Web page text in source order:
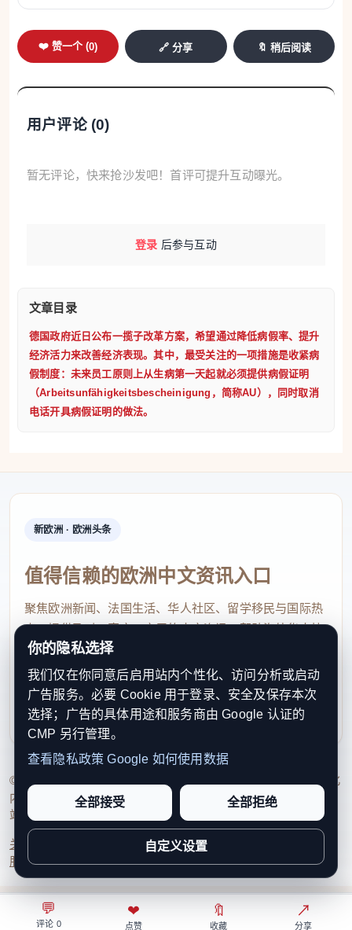
💬
评论 0
❤
点赞
🔖
收藏
↗
分享
也意味着更多对等待时间感到不满的患者。”她介绍，在
自己的诊所，患者并不会轻易获得病假证明，而是必须
先接受医生问诊。她指出，大多数申请病假的患者患的
频问诊方式处理此类患者。但她也强调，视频问诊同样
了改革计划，不少患者误以为新规已经生效。本周一，
称，目前不少患者即使没有申请病假证明，只要身体稍
有好转便会恢复工作；但如果要求患者第一天就来诊所
开具病假证明，医生通常不会只批准一天，而是会直接
开出连续数天病假。
此外，一旦大量患者未经预约集中
前来申请病假证明，基层诊所很快就会超出接诊能力。
（Christoph Middeldorf）同样对改革持保留态度。他表
其他患者的预约资源。尤其是在感冒高发季节，基层诊
所势必面临更严重的人手短缺和工作压力。“我们的门诊
改革初衷可以理解，但执行方案设计欠妥，最终承担成
本的是基层家庭医生诊所。他还指出，即使新规实施，
那些真正想钻制度空子的人，依然有办法请到病假。
新规落地，每张病假证明都寄一份给总理”
议，乌鲁蒂亚表示，如果改革最终正式实施，她将响应
网络上的倡议，把自己开出的每一份病假证明都制作一
份隐去患者个人信息的副本，寄送至德国总理默茨领导
的联邦总理府。她说：“我很好奇，到时候总理府会收到
❤️ 赞一个 (0) 🔗 分享 🔖 稍后阅读
用户评论 (0)
暂无评论，快来抢沙发吧！首评可提升互动曝光。
登录 后参与互动
文章目录
德国政府近日公布一揽子改革方案，希望通过降低病假率、提升
经济活力来改善经济表现。其中，最受关注的一项措施是收紧病
假制度：未来员工原则上从生病第一天起就必须提供病假证明
（Arbeitsunfähigkeitsbescheinigung，简称AU），同时取消
电话开具病假证明的做法。
新欧洲 · 欧洲头条
值得信赖的欧洲中文资讯入口
聚焦欧洲新闻、法国生活、华人社区、留学移民与国际热
点，提供及时、真实、实用的中文资讯，帮助海外华人快
速了解欧洲动态。
contact@xinouzhou.com
服务支持、版权与合作：工作日优先处理站务、投稿与权
利通知
© 2026 新欧洲·欧洲头条. All Rights Reserved. 本网站持续优化
内容透明度、联系方式与用户权利说明，以提升品牌信任感和
站点完整度。
关于我们 编辑规范日期归档隐私政策
服务条款联系我们
你的隐私选择
我们仅在你同意后启用站内个性化、访问分析或启动
广告服务。必要 Cookie 用于登录、安全及保存本次
选择；广告的具体用途和服务商由 Google 认证的
CMP 另行管理。
查看隐私政策 Google 如何使用数据
全部接受 全部拒绝
自定义设置
⌂
首页
◎
关注
↗
热榜
○
我的